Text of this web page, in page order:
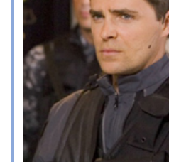
Navigation
Hauptseite
Von A bis Z
Zufälliger Artikel
Spezialseiten
Datei hochladen